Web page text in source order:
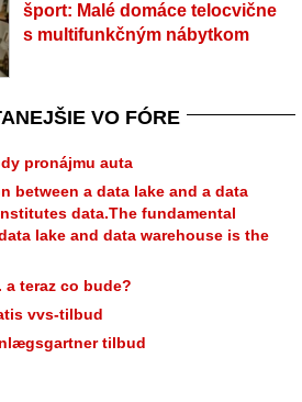
šport: Malé domáce telocvične
s multifunkčným nábytkom
VO FÓRE
pronájmu auta
between a data lake and a data
data.The fundamental
lake and data warehouse is the
a teraz co bude?
vvs-tilbud
tilbud